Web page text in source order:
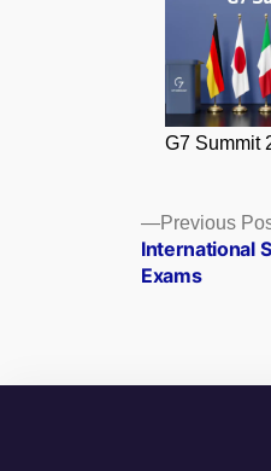
G7 Summit
Posts
Previous
International
Exams